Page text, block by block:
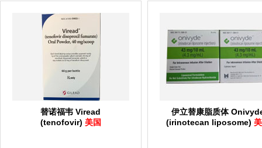
替诺福韦 Viread
(tenofovir) 美国
伊立替康脂质体
(irinotecan liposome)